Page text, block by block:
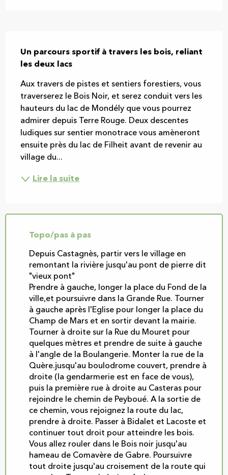
Un parcours sportif à travers les bois, reliant
les deux lacs
Aux travers de pistes et sentiers forestiers, vous
traverserez le Bois Noir, et serez conduit vers les
hauteurs du lac de Mondély que vous pourrez
admirer depuis Terre Rouge. Deux descentes
ludiques sur sentier monotrace vous amèneront
ensuite près du lac de Filheit avant de revenir au
village du...
Lire la suite
Topo/pas à pas
Depuis Castagnès, partir vers le village en
remontant la rivière jusqu'au pont de pierre dit
"vieux pont"
Prendre à gauche, longer la place du Fond de la
ville,et poursuivre dans la Grande Rue. Tourner
à gauche après l'Eglise pour longer la place du
Champ de Mars et en sortir devant la mairie.
Tourner à droite sur la Rue du Mouret pour
quelques mètres et prendre de suite à gauche
à l'angle de la Boulangerie. Monter la rue de la
Quère.jusqu'au boulodrome couvert, prendre à
droite (la gendarmerie est en face de vous),
puis la première rue à droite au Casteras pour
rejoindre le chemin de Peyboué. A la sortie de
ce chemin, vous rejoignez la route du lac,
prendre à droite. Passer à Bidalet et Lacoste et
continuer tout droit pour atteindre les bois.
Vous allez rouler dans le Bois noir jusqu'au
hameau de Comavère de Gabre. Poursuivre
tout droite jusqu'au croisement de la route qui